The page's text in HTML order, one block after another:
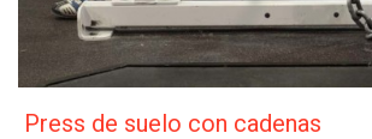
Press de suelo con cadenas